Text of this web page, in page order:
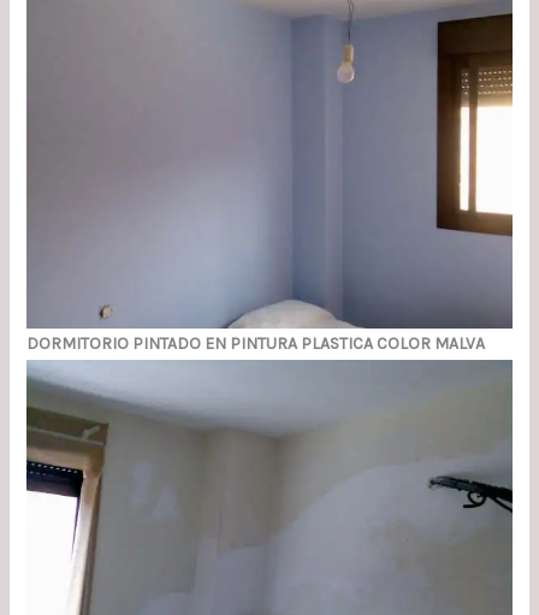
DORMITORIO PINTADO EN PINTURA PLASTICA COLOR MALVA